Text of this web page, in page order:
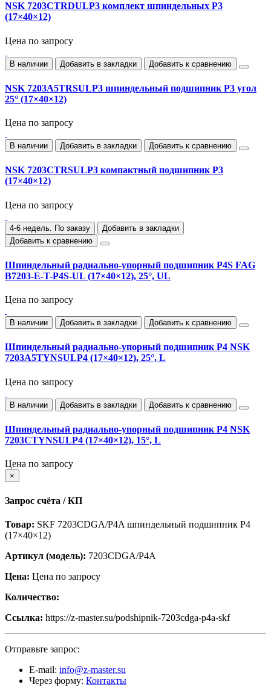
NSK 7203CTRDULP3 комплект шпиндельных P3
(17×40×12)
Цена по запросу
В наличии Добавить в закладки Добавить к сравнению
NSK 7203A5TRSULP3 шпиндельный подшипник P3 угол
25° (17×40×12)
Цена по запросу
В наличии Добавить в закладки Добавить к сравнению
NSK 7203CTRSULP3 компактный подшипник P3
(17×40×12)
Цена по запросу
4-6 недель. По заказу
Добавить в закладки
Добавить к сравнению
Шпиндельный радиально‑упорный подшипник P4S FAG
B7203-E-T-P4S-UL (17×40×12), 25°, UL
Цена по запросу
В наличии Добавить в закладки Добавить к сравнению
Шпиндельный радиально‑упорный подшипник P4 NSK
7203A5TYNSULP4 (17×40×12), 25°, L
Цена по запросу
В наличии Добавить в закладки Добавить к сравнению
Шпиндельный радиально‑упорный подшипник P4 NSK
7203CTYNSULP4 (17×40×12), 15°, L
Цена по запросу
×
Запрос счёта / КП
Товар: SKF 7203CDGA/P4A шпиндельный подшипник P4
(17×40×12)
Артикул (модель): 7203CDGA/P4A
Цена: Цена по запросу
Количество:
Ссылка: https://z-master.su/podshipnik-7203cdga-p4a-skf
Отправьте запрос:
E-mail: info@z-master.su
Через форму: Контакты